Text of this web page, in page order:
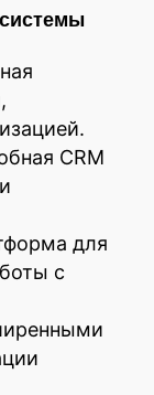
CRM
для
с